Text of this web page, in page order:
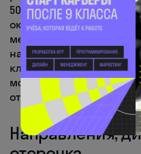
50% расписания
около 20% занятий —
месяца —
направление не наугад.
клубы,
можно получить
отучиться на
Направления,